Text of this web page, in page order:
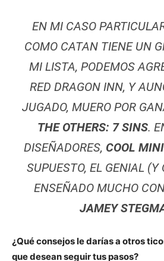
EN MI CASO
COMO CATAN TIENE UN
MI LISTA, PODEMOS
RED DRAGON INN, Y
JUGADO, MUERO POR
THE OTHERS: 7 SINS.
DISEÑADORES, COOL
SUPUESTO, EL GENIAL (Y
ENSEÑADO MUCHO
JAMEY
¿Qué consejos le darías a otros
que desean seguir tus pasos?